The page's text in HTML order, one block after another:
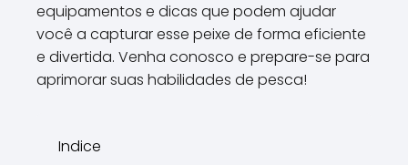
equipamentos e dicas que podem ajudar
você a capturar esse peixe de forma eficiente
e divertida. Venha conosco e prepare-se para
aprimorar suas habilidades de pesca!
Indice